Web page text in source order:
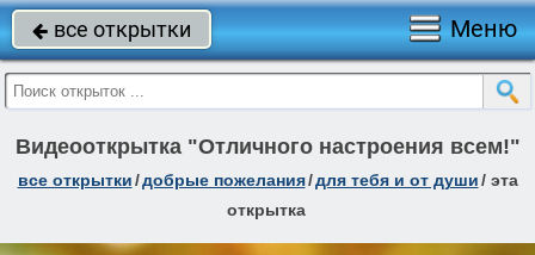
 все открытки Меню
Видеооткрытка "Отличного настроения всем!"
все открытки/добрые пожелания/для тебя и от души/ эта
открытка